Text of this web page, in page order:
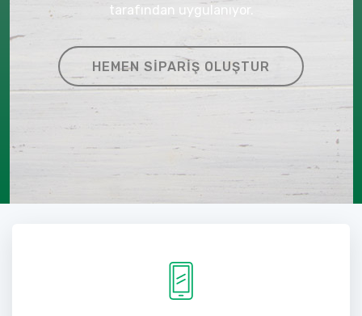
tarafından uygulanıyor.
HEMEN SIPARIŞ OLUŞTUR